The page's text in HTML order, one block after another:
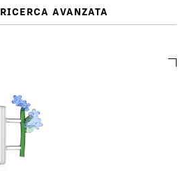
RICERCA AVANZATA